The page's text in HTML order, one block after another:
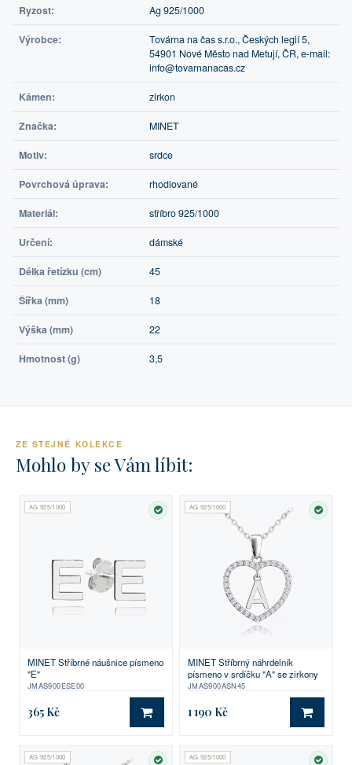
Ryzost: Ag 925/1000
Výrobce:
Továrna na čas s.r.o., Českých legií 5,
54901 Nové Město nad Metují, ČR, e-mail:
info@tovarnanacas.cz
Kámen: zirkon
Značka: MINET
Motiv: srdce
Povrchová úprava: rhodiované
Materiál: stříbro 925/1000
Určení: dámské
Délka řetízku (cm) 45
Šířka (mm) 18
Výška (mm) 22
Hmotnost (g) 3,5
ZE STEJNÉ KOLEKCE
Mohlo by se Vám líbit:
AG 925/1000
SKLADEM
MINET Stříbrné náušnice písmeno
"E"
JMAS900ESE00
365 Kč DO KOŠÍKU
AG 925/1000
MINET Stříbrný náhrdelník
písmeno v srdíčku "A" se zirkony
JMAS900ASN45
1 190 Kč DO
AG 925/1000 AG 925/1000